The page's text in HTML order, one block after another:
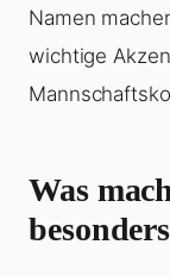
Namen
wichtige
Was